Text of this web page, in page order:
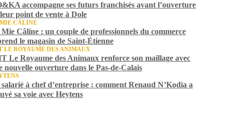
accompagne ses futurs franchisés avant l’ouverture
point de vente à Dole
CÂLINE
Câline : un couple de professionnels du commerce
le magasin de Saint-Étienne
LE ROYAUME DES ANIMAUX
Le Royaume des Animaux renforce son maillage avec
nouvelle ouverture dans le Pas-de-Calais
salarié à chef d’entreprise : comment Renaud N’Kodia a
sa voie avec Heytens